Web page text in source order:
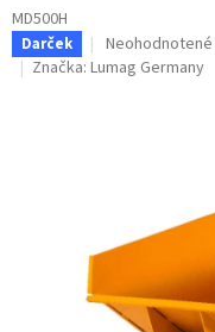
MD500H
Darček
Priemerné
hodnotenie
Neohodnotené
Značka: Lumag Germany